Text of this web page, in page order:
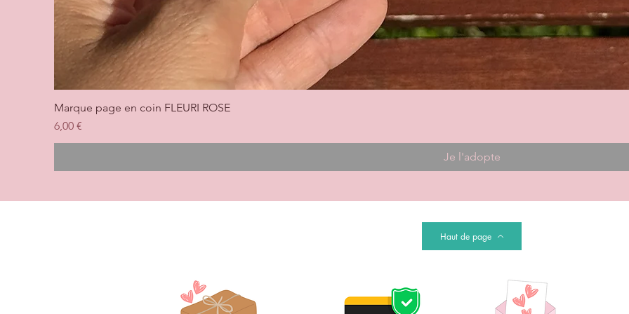
Marque page en coin FLEURI ROSE
Prix
6,00 €
Je l'adopte
Haut de page